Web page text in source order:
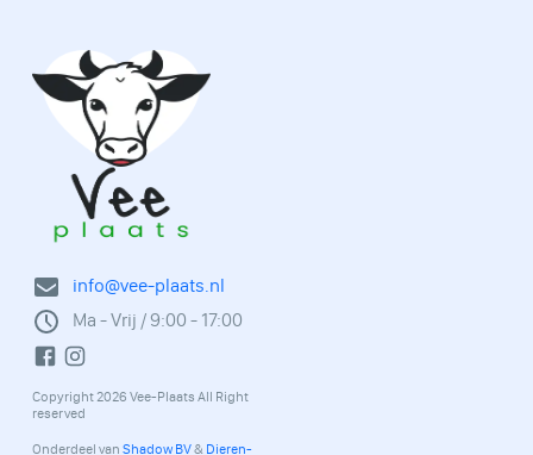
info@vee-plaats.nl
Ma - Vrij / 9:00 - 17:00
Copyright 2026 Vee-Plaats All Right
reserved
Onderdeel van Shadow BV& Dieren-